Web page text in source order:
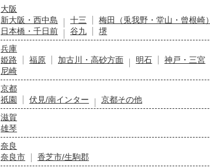
大阪
新大阪・西中島
十三 梅田（兎我野・堂山・曾根崎）
日本橋・千日前
谷九
堺
兵庫
姫路
福原 加古川・高砂方面 明石 神戸・三宮
尼崎
京都
祇園
伏見/南インター
京都その他
滋賀
雄琴
奈良
奈良市
香芝市/生駒郡